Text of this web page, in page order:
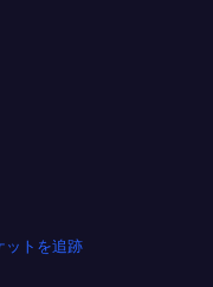
トを追跡